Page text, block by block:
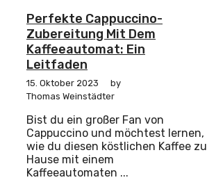
Perfekte Cappuccino-
Zubereitung Mit Dem
Kaffeeautomat: Ein
Leitfaden
15. Oktober 2023
by
Thomas Weinstädter
Bist du ein großer Fan von
Cappuccino und möchtest lernen,
wie du diesen köstlichen Kaffee zu
Hause mit einem
Kaffeeautomaten ...